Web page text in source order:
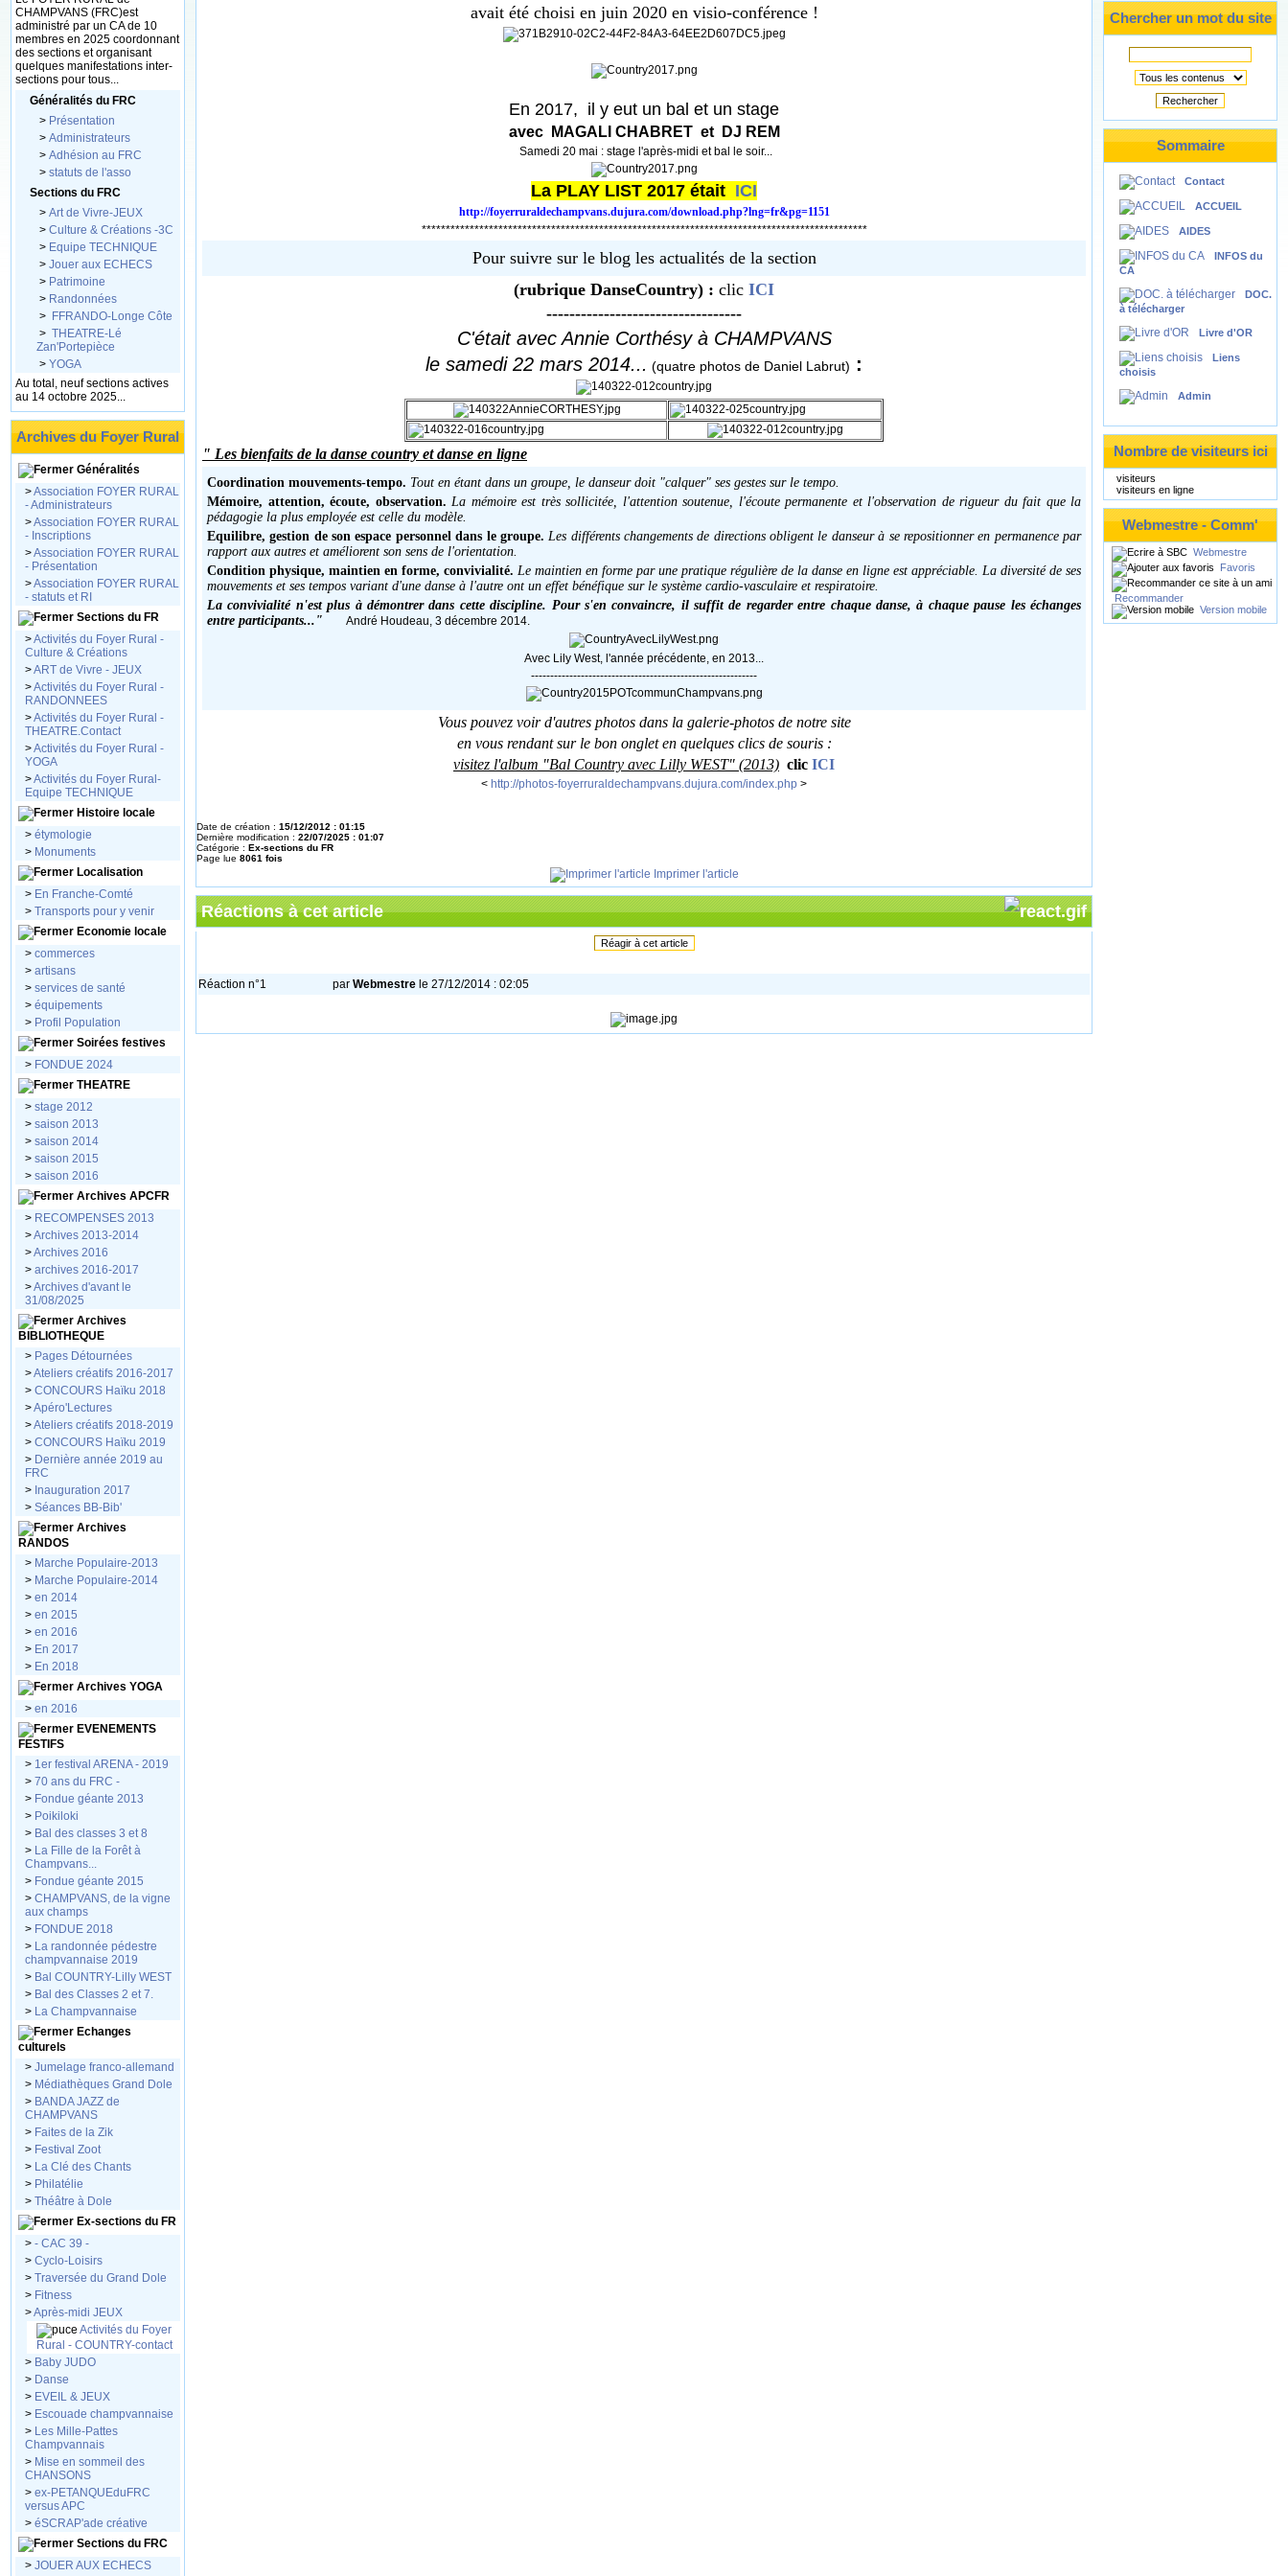
CHAMPVANS (FRC)est
administré par un CA de 10
membres en 2025 coordonnant
des sections et organisant
quelques manifestations inter-
sections pour tous...
Généralités du FRC
> Présentation
> Administrateurs
> Adhésion au FRC
> statuts de l'asso
Sections du FRC
> Art de Vivre-JEUX
> Culture & Créations -3C
> Equipe TECHNIQUE
> Jouer aux ECHECS
> Patrimoine
> Randonnées
> FFRANDO-Longe Côte
> THEATRE-Lé
Zan'Portepièce
> YOGA
Au total, neuf sections actives
au 14 octobre 2025...
Archives du Foyer Rural
Généralités
>Association FOYER RURAL
- Administrateurs
>Association FOYER RURAL
- Inscriptions
>Association FOYER RURAL
- Présentation
>Association FOYER RURAL
- statuts et RI
Sections du FR
>Activités du Foyer Rural -
Culture & Créations
>ART de Vivre - JEUX
>Activités du Foyer Rural -
RANDONNEES
>Activités du Foyer Rural -
THEATRE.Contact
>Activités du Foyer Rural -
YOGA
>Activités du Foyer Rural-
Equipe TECHNIQUE
Histoire locale
> étymologie
> Monuments
Localisation
> En Franche-Comté
> Transports pour y venir
Economie locale
> commerces
> artisans
> services de santé
> équipements
> Profil Population
Soirées festives
> FONDUE 2024
THEATRE
> stage 2012
> saison 2013
> saison 2014
> saison 2015
> saison 2016
Archives APCFR
> RECOMPENSES 2013
>Archives 2013-2014
>Archives 2016
> archives 2016-2017
>Archives d'avant le
31/08/2025
Archives
BIBLIOTHEQUE
> Pages Détournées
>Ateliers créatifs 2016-2017
> CONCOURS Haïku 2018
>Apéro'Lectures
>Ateliers créatifs 2018-2019
> CONCOURS Haïku 2019
> Dernière année 2019 au
FRC
> Inauguration 2017
> Séances BB-Bib'
Archives
RANDOS
> Marche Populaire-2013
> Marche Populaire-2014
> en 2014
> en 2015
> en 2016
> En 2017
> En 2018
Archives YOGA
> en 2016
EVENEMENTS
FESTIFS
> 1er festival ARENA - 2019
> 70 ans du FRC -
> Fondue géante 2013
> Poikiloki
> Bal des classes 3 et 8
> La Fille de la Forêt à
Champvans...
> Fondue géante 2015
> CHAMPVANS, de la vigne
aux champs
> FONDUE 2018
> La randonnée pédestre
champvannaise 2019
> Bal COUNTRY-Lilly WEST
> Bal des Classes 2 et 7.
> La Champvannaise
Echanges
culturels
> Jumelage franco-allemand
> Médiathèques Grand Dole
> BANDA JAZZ de
CHAMPVANS
> Faites de la Zik
> Festival Zoot
> La Clé des Chants
> Philatélie
> Théâtre à Dole
Ex-sections du FR
> - CAC 39 -
> Cyclo-Loisirs
> Traversée du Grand Dole
> Fitness
>Après-midi JEUX
Activités du Foyer
Rural - COUNTRY-contact
> Baby JUDO
> Danse
> EVEIL & JEUX
> Escouade champvannaise
> Les Mille-Pattes
Champvannais
> Mise en sommeil des
CHANSONS
> ex-PETANQUEduFRC
versus APC
> éSCRAP'ade créative
Sections du FRC
> JOUER AUX ECHECS
avait été choisi en juin 2020 en visio-conférence !
En 2017, il y eut un bal et un stage
avec MAGALI CHABRET et DJ REM
Samedi 20 mai : stage l'après-midi et bal le soir...
La PLAY LIST 2017 était ICI
http://foyerruraldechampvans.dujura.com/download.php?lng=fr&pg=1151
*********************************************************************************************
Pour suivre sur le blog les actualités de la section
(rubrique DanseCountry) : clic ICI
----------------------------------
C'était avec Annie Corthésy à CHAMPVANS
le samedi 22 mars 2014... (quatre photos de Daniel Labrut) :
" Les bienfaits de la danse country et danse en ligne
Coordination mouvements-tempo. Tout en étant dans un groupe, le danseur doit "calquer" ses gestes sur le tempo.
Mémoire, attention, écoute, observation. La mémoire est très sollicitée, l'attention soutenue, l'écoute permanente et l'observation de rigueur du fait que la
pédagogie la plus employée est celle du modèle.
Equilibre, gestion de son espace personnel dans le groupe. Les différents changements de directions obligent le danseur à se repositionner en permanence par
rapport aux autres et améliorent son sens de l'orientation.
Condition physique, maintien en forme, convivialité. Le maintien en forme par une pratique régulière de la danse en ligne est appréciable. La diversité de ses
mouvements et ses tempos variant d'une danse à l'autre ont un effet bénéfique sur le système cardio-vasculaire et respiratoire.
La convivialité n'est plus à démontrer dans cette discipline. Pour s'en convaincre, il suffit de regarder entre chaque danse, à chaque pause les échanges
entre participants..." André Houdeau, 3 décembre 2014.
Avec Lily West, l'année précédente, en 2013...
-----------------------------------------------------------
Vous pouvez voir d'autres photos dans la galerie-photos de notre site
en vous rendant sur le bon onglet en quelques clics de souris :
visitez l'album "Bal Country avec Lilly WEST" (2013) clic ICI
< http://photos-foyerruraldechampvans.dujura.com/index.php >
Date de création : 15/12/2012 : 01:15
Dernière modification : 22/07/2025 : 01:07
Catégorie : Ex-sections du FR
Page lue 8061 fois
Imprimer l'article
Réactions à cet article
Réagir à cet article
Réaction n°1 par Webmestre le 27/12/2014 : 02:05
Chercher un mot du site
Rechercher
Sommaire
Contact
ACCUEIL
AIDES
INFOS du
CA
DOC.
à télécharger
Livre d'OR
Liens
choisis
Admin
Nombre de visiteurs ici
visiteurs
visiteurs en ligne
Webmestre - Comm'
Webmestre
Favoris
Recommander
Version mobile